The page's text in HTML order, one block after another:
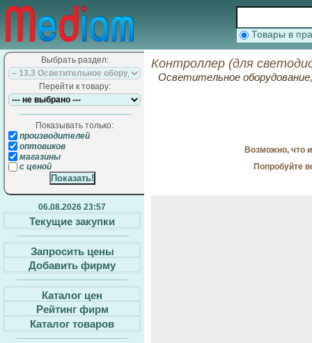
Товары в
Выбрать раздел:
Перейти к товару:
Показывать только:
производителей
оптовиков
магазины
с ценой
06.08.2026 23:57
Текущие закупки
Запросить цены
Добавить фирму
Каталог цен
Рейтинг фирм
Каталог товаров
Контроллер (для
Осветительное
Возможно, что
Попробуйте